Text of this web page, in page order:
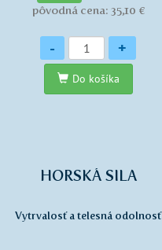
pôvodná cena: 35,10 €
Množstvo
- +
Do košíka
HORSKÁ SILA
Vytrvalosť a telesná odolnosť